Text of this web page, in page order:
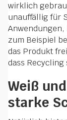
wirklich
unauffällig für
zum Beispiel
das Produkt
dass Recycling
Weiß
starke